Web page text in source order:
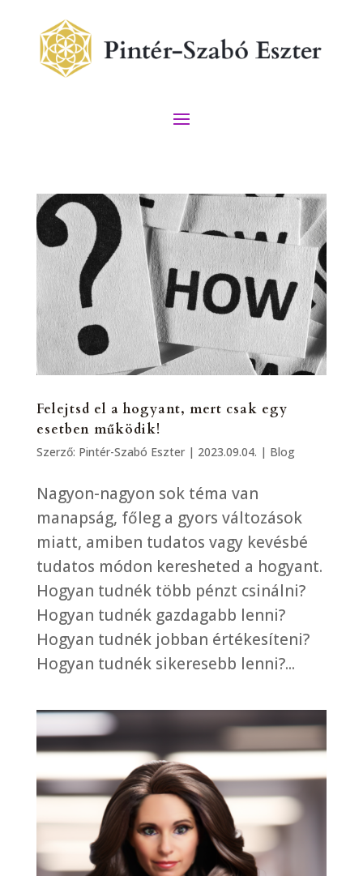
Felejtsd el a hogyant, mert csak egy
esetben működik!
Szerző: Pintér-Szabó Eszter| 2023.09.04. | Blog
Nagyon-nagyon sok téma van
manapság, főleg a gyors változások
miatt, amiben tudatos vagy kevésbé
tudatos módon keresheted a hogyant.
Hogyan tudnék több pénzt csinálni?
Hogyan tudnék gazdagabb lenni?
Hogyan tudnék jobban értékesíteni?
Hogyan tudnék sikeresebb lenni?...